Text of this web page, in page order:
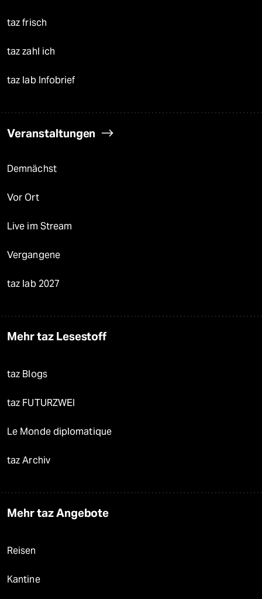
taz frisch
taz zahl ich
taz lab Infobrief
Veranstaltungen
Demnächst
Vor Ort
Live im Stream
Vergangene
taz lab 2027
Mehr taz Lesestoff
taz Blogs
taz FUTURZWEI
Le Monde diplomatique
taz Archiv
Mehr taz Angebote
Reisen
Kantine